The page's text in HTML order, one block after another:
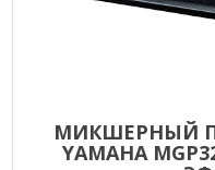
МИКШЕРНЫЙ
YAMAHA